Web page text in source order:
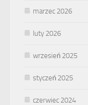
marzec 2026
luty 2026
wrzesień 2025
styczeń 2025
czerwiec 2024